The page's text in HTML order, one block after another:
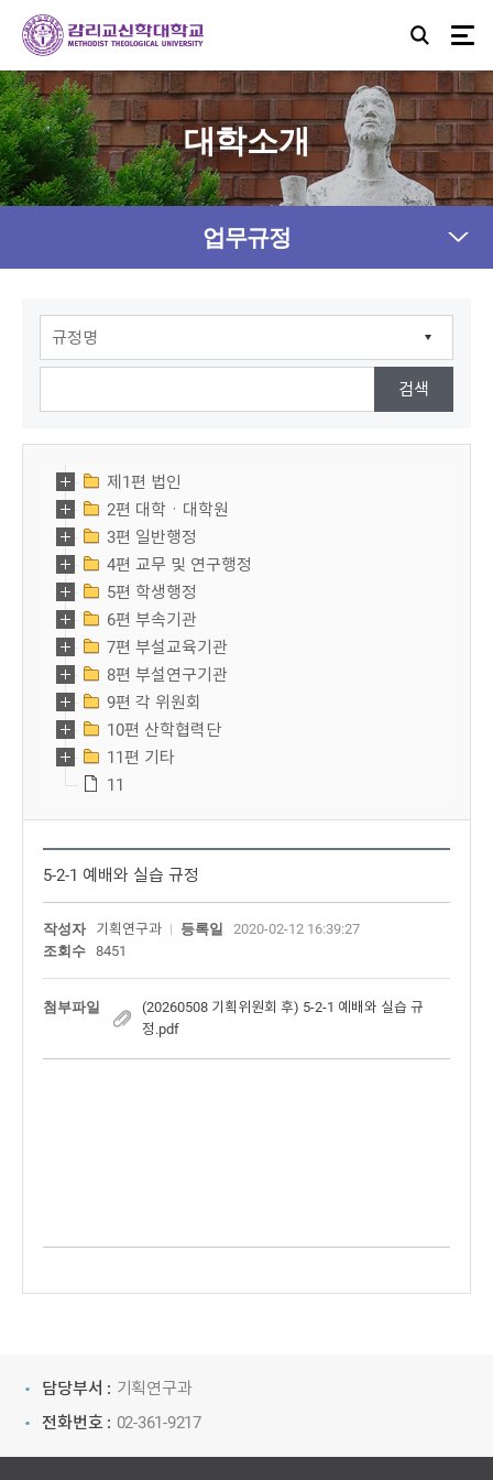
대학소개
업무규정
제1편 법인
2편 대학ㆍ대학원
3편 일반행정
4편 교무 및 연구행정
5편 학생행정
6편 부속기관
7편 부설교육기관
8편 부설연구기관
9편 각 위원회
10편 산학협력단
11편 기타
11
5-2-1 예배와 실습 규정
작성자 기획연구과 등록일
2020-02-12 16:39:27
조회수
8451
첨부파일
(20260508 기획위원회 후) 5-2-1 예배와 실습 규
정.pdf
담당부서 : 기획연구과
전화번호 : 02-361-9217